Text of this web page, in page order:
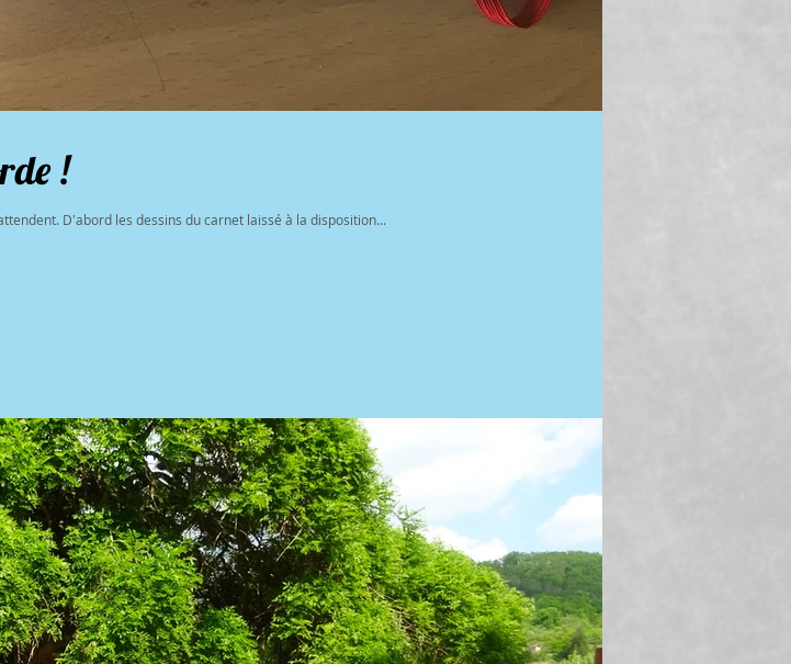
!
D'abord les dessins du carnet laissé à la disposition...